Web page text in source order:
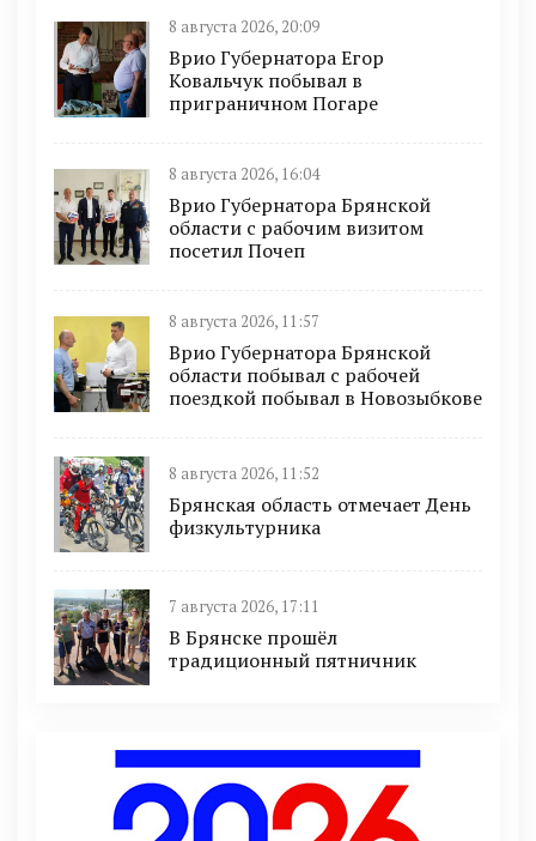
8 августа 2026, 20:09
Врио Губернатора Егор
Ковальчук побывал в
приграничном Погаре
8 августа 2026, 16:04
Врио Губернатора Брянской
области с рабочим визитом
посетил Почеп
8 августа 2026, 11:57
Врио Губернатора Брянской
области побывал с рабочей
поездкой побывал в Новозыбкове
8 августа 2026, 11:52
Брянская область отмечает День
физкультурника
7 августа 2026, 17:11
В Брянске прошёл
традиционный пятничник